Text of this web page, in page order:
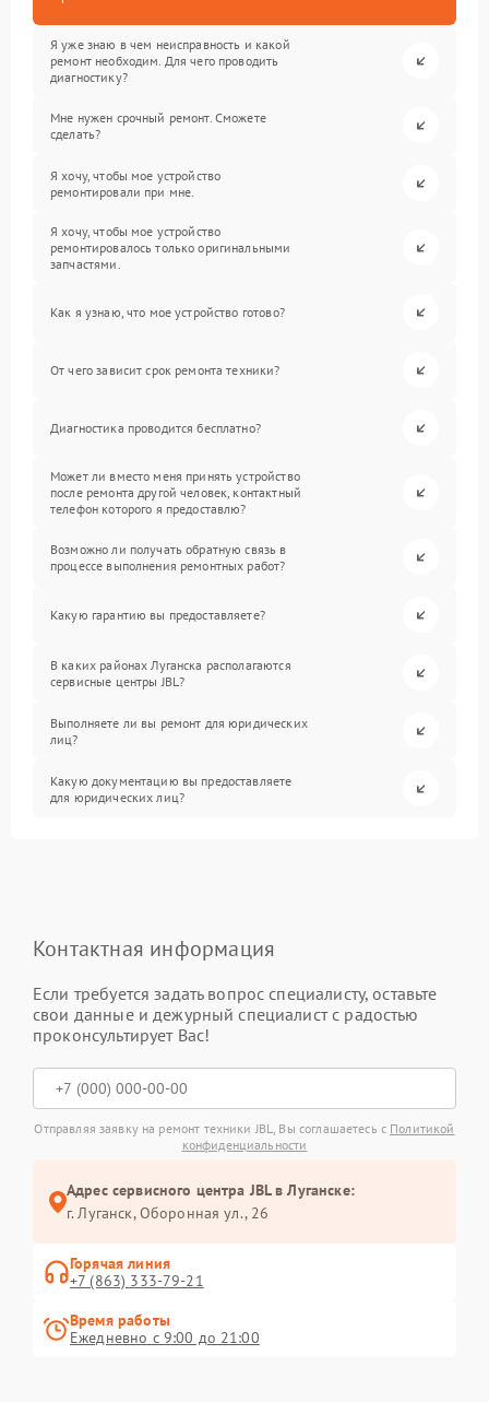
Я уже знаю в чем неисправность и какой
ремонт необходим. Для чего проводить
диагностику?
Мне нужен срочный ремонт. Сможете
сделать?
Я хочу, чтобы мое устройство
ремонтировали при мне.
Я хочу, чтобы мое устройство
ремонтировалось только оригинальными
запчастями.
Как я узнаю, что мое устройство готово?
От чего зависит срок ремонта техники?
Диагностика проводится бесплатно?
Может ли вместо меня принять устройство
после ремонта другой человек, контактный
телефон которого я предоставлю?
Возможно ли получать обратную связь в
процессе выполнения ремонтных работ?
Какую гарантию вы предоставляете?
В каких районах Луганска располагаются
сервисные центры JBL?
Выполняете ли вы ремонт для юридических
лиц?
Какую документацию вы предоставляете
для юридических лиц?
Контактная информация
Если требуется задать вопрос специалисту, оставьте
свои данные и дежурный специалист с радостью
проконсультирует Вас!
Отправляя заявку на ремонт техники JBL, Вы соглашаетесь с Политикой
конфиденциальности
Адрес сервисного центра JBL в Луганске:
г. Луганск, Оборонная ул., 26
Горячая линия
+7 (863) 333-79-21
Время работы
Ежедневно с 9:00 до 21:00